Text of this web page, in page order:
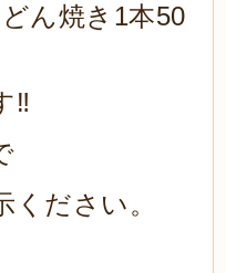
ん焼き1本50
‼️
ださい。